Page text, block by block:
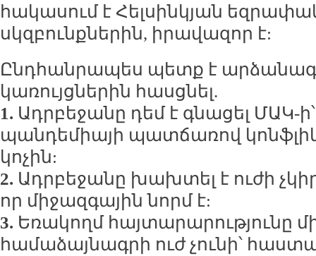
հակասում է Հելսինկյան
սկզբունքներին, իրավազոր է:
Ընդհանրապես պետք է
կառույցներին հասցնել.
1. Ադրբեջանը դեմ է գնացել ՄԱԿ-
պանդեմիայի պատճառով
կոչին:
2. Ադրբեջանը խախտել է ուժի
որ միջազգային նորմ է:
3. Եռակողմ հայտարարությունը
համաձայնագրի ուժ չունի՝